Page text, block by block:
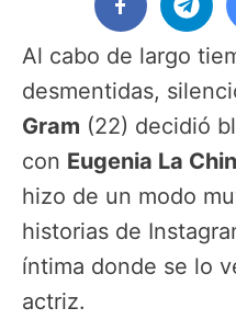
Al cabo de largo
desmentidas,
Gram (22) decidió
con Eugenia La
hizo de un modo
historias de
íntima donde se lo
actriz.